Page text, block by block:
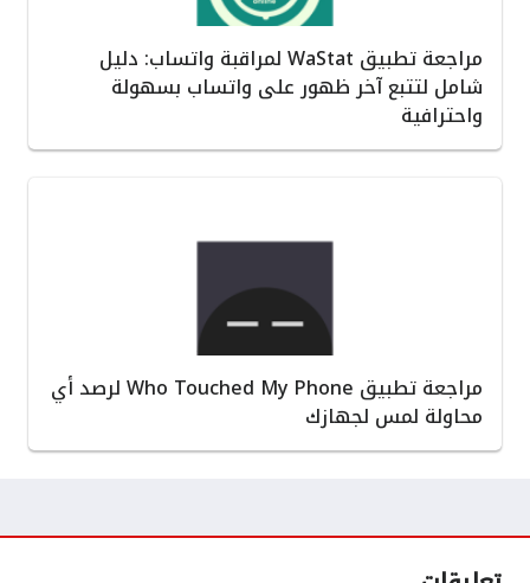
مراجعة تطبيق WaStat لمراقبة واتساب: دليل
شامل لتتبع آخر ظهور على واتساب بسهولة
واحترافية
مراجعة تطبيق Who Touched My Phone لرصد أي
محاولة لمس لجهازك